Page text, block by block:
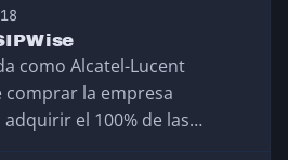
como Alcatel-Lucent
comprar la empresa
el 100% de las